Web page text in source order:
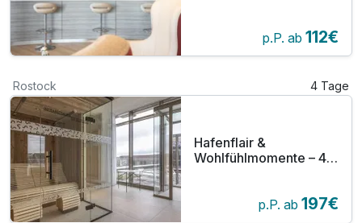
p.P. ab 112€
Rostock 4 Tage
Hafenflair &
Wohlfühlmomente – 4
p.P. ab 197€